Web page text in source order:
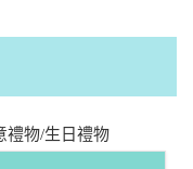
禮物/生日禮物